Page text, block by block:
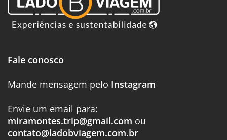
Fale conosco
Mande mensagem pelo Instagram
Envie um email para:
miramontes.trip@gmail.com ou
contato@ladobviagem.com.br